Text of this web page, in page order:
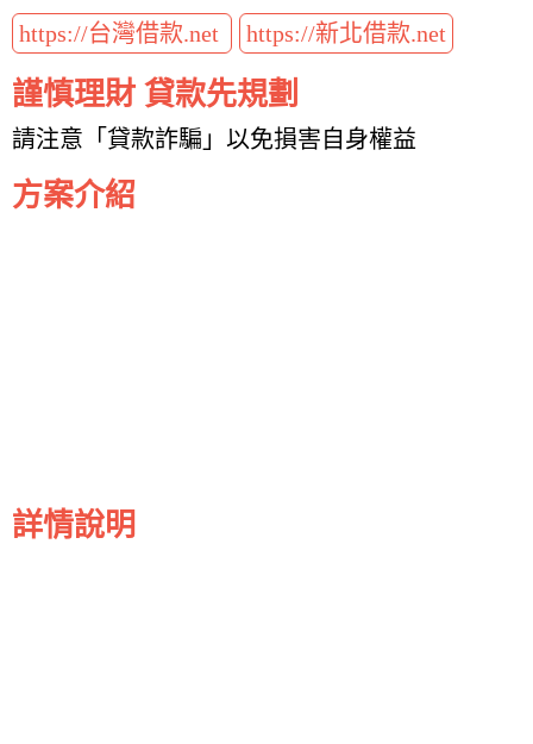
https://台灣借款.net
https://新北借款.net
謹慎理財 貸款先規劃
請注意「貸款詐騙」以免損害自身權益
方案介紹
詳情說明